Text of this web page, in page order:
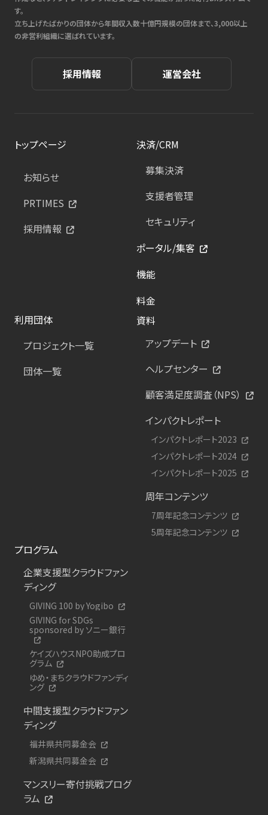
す。
立ち上げたばかりの団体から年間収入数十億円規模の団体まで、3,000以上
の非営利組織に選ばれています。
採用情報 運営会社
トップページ
お知らせ
PRTIMES
採用情報
決済/CRM
募集決済
支援者管理
セキュリティ
ポータル/集客
機能
料金
利用団体
プロジェクト一覧
団体一覧
資料
アップデート
ヘルプセンター
顧客満足度調査（NPS）
インパクトレポート
インパクトレポート2023
インパクトレポート2024
インパクトレポート2025
周年コンテンツ
7周年記念コンテンツ
5周年記念コンテンツ
プログラム
企業支援型クラウドファン
ディング
GIVING 100 by Yogibo
GIVING for SDGs
sponsored by ソニー銀行
ケイズハウスNPO助成プロ
グラム
ゆめ・まちクラウドファンディ
ング
中間支援型クラウドファン
ディング
福井県共同募金会
新潟県共同募金会
マンスリー寄付挑戦プログ
ラム